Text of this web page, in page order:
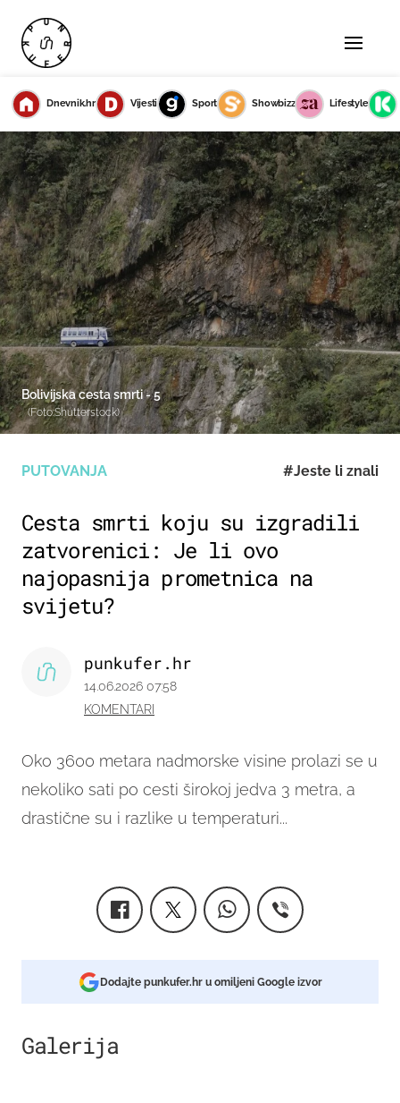
Dnevnik.hr Vijesti Sport Showbizz Lifestyle
PUTOVANJA #Jeste li znali
Cesta smrti koju su izgradili
zatvorenici: Je li ovo
najopasnija prometnica na
svijetu?
Oko 3600 metara nadmorske visine prolazi se u
nekoliko sati po cesti širokoj jedva 3 metra, a
drastične su i razlike u temperaturi...
punkufer.hr
14.06.2026 07:58
KOMENTARI
Bolivijska cesta smrti - 5
(Foto:Shutterstock)
Dodajte punkufer.hr u omiljeni Google izvor
Galerija